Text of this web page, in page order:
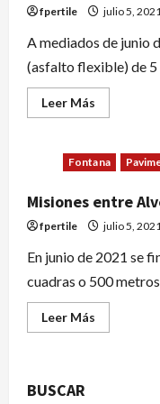
fpertile julio 5,
A mediados de junio
(asfalto flexible) de 5
Leer Más
Fontana
Misiones entre
fpertile julio 5,
En junio de 2021 se
cuadras o 500 metros
Leer Más
BUSCAR